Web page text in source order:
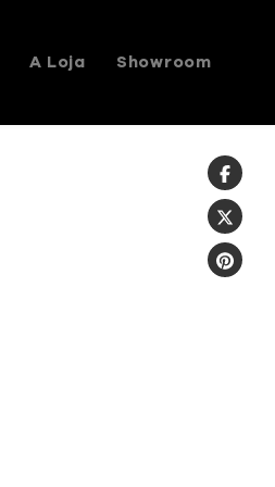
A Loja Showroom